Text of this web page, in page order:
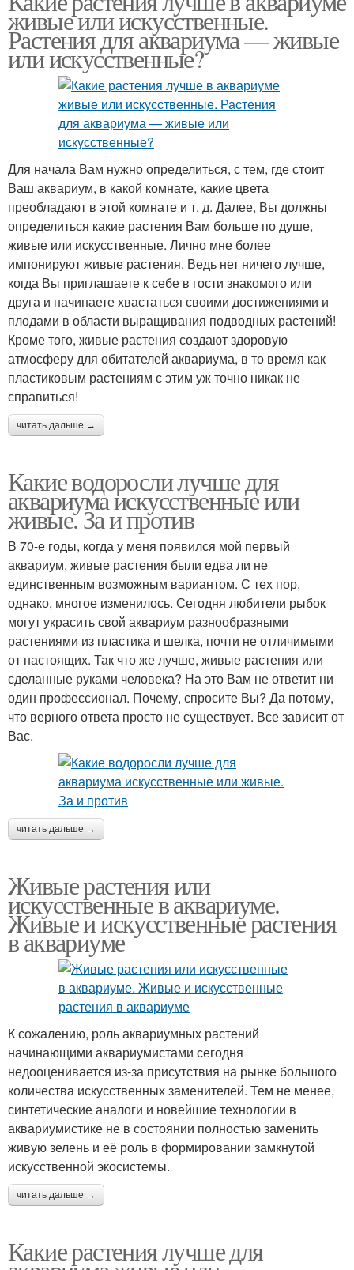
живые или искусственные.
Растения для аквариума — живые
или искусственные?
Для начала Вам нужно определиться, с тем, где стоит
Ваш аквариум, в какой комнате, какие цвета
преобладают в этой комнате и т. д. Далее, Вы должны
определиться какие растения Вам больше по душе,
живые или искусственные. Лично мне более
импонируют живые растения. Ведь нет ничего лучше,
когда Вы приглашаете к себе в гости знакомого или
друга и начинаете хвастаться своими достижениями и
плодами в области выращивания подводных растений!
Кроме того, живые растения создают здоровую
атмосферу для обитателей аквариума, в то время как
пластиковым растениям с этим уж точно никак не
справиться!
читать дальше →
Какие водоросли лучше для
аквариума искусственные или
живые. За и против
В 70-е годы, когда у меня появился мой первый
аквариум, живые растения были едва ли не
единственным возможным вариантом. С тех пор,
однако, многое изменилось. Сегодня любители рыбок
могут украсить свой аквариум разнообразными
растениями из пластика и шелка, почти не отличимыми
от настоящих. Так что же лучше, живые растения или
сделанные руками человека? На это Вам не ответит ни
один профессионал. Почему, спросите Вы? Да потому,
что верного ответа просто не существует. Все зависит от
Вас.
читать дальше →
Живые растения или
искусственные в аквариуме.
Живые и искусственные растения
в аквариуме
К сожалению, роль аквариумных растений
начинающими аквариумистами сегодня
недооценивается из-за присутствия на рынке большого
количества искусственных заменителей. Тем не менее,
синтетические аналоги и новейшие технологии в
аквариумистике не в состоянии полностью заменить
живую зелень и её роль в формировании замкнутой
искусственной экосистемы.
читать дальше →
Какие растения лучше для